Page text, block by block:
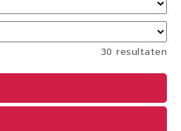
30 resultaten